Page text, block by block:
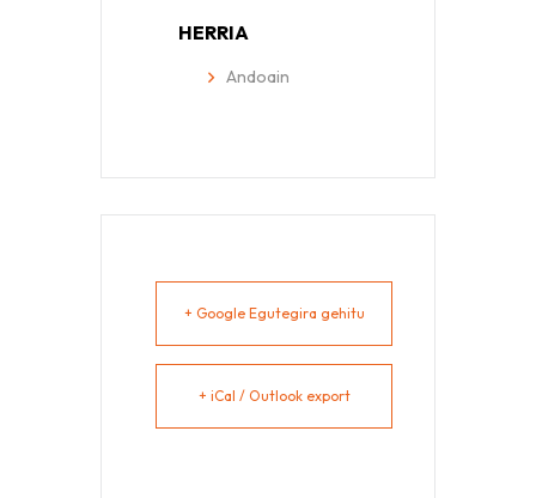
HERRIA
Andoain
+ Google Egutegira gehitu
+ iCal / Outlook export